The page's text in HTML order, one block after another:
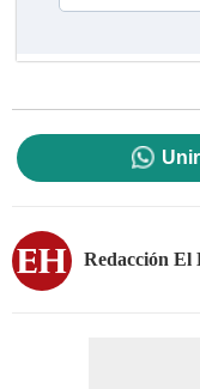
Redacción El